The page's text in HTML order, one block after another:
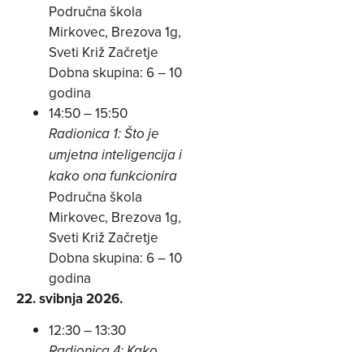
Područna škola
Mirkovec, Brezova 1g,
Sveti Križ Začretje
Dobna skupina: 6 – 10
godina
14:50 – 15:50
Radionica 1: Što je
umjetna inteligencija i
kako ona funkcionira
Područna škola
Mirkovec, Brezova 1g,
Sveti Križ Začretje
Dobna skupina: 6 – 10
godina
22. svibnja 2026.
12:30 – 13:30